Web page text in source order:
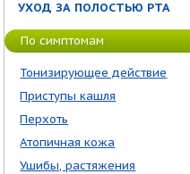
УХОД ЗА ПОЛОСТЬЮ РТА
По симптомам
Тонизирующее действие
Приступы кашля
Перхоть
Атопичная кожа
Ушибы, растяжения